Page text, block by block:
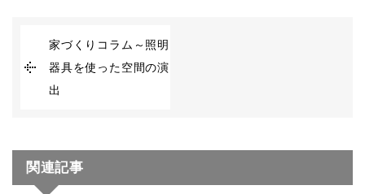
家づくりコラム～照明
器具を使った空間の演
出
関連記事